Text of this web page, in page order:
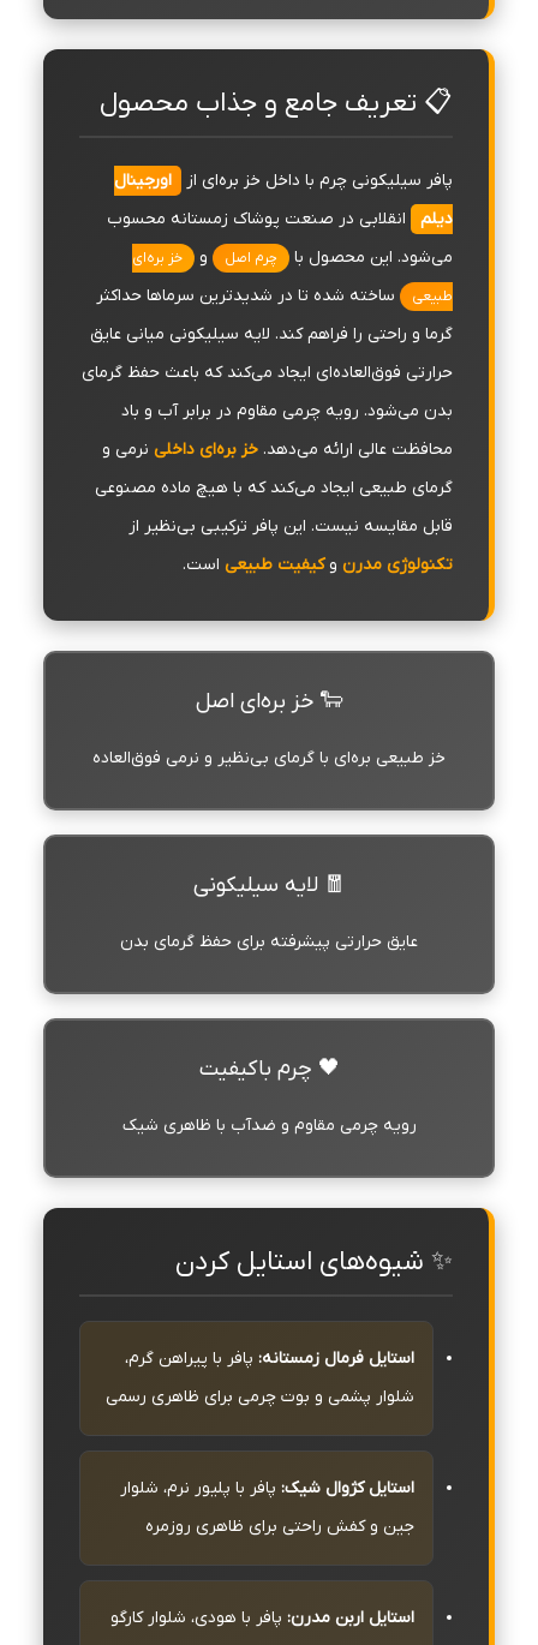
📋 تعریف جامع و جذاب محصول
پافر سیلیکونی چرم با داخل خز بره‌ای از
اورجینال
دیلم
انقلابی در صنعت پوشاک زمستانه محسوب
می‌شود. این محصول با
چرم اصل و
خز بره‌ای
طبیعی
ساخته شده تا در شدیدترین سرماها حداکثر
گرما و راحتی را فراهم کند. لایه سیلیکونی میانی عایق
حرارتی فوق‌العاده‌ای ایجاد می‌کند که باعث حفظ گرمای
بدن می‌شود. رویه چرمی مقاوم در برابر آب و باد
محافظت عالی ارائه می‌دهد. خز بره‌ای داخلی نرمی و
گرمای طبیعی ایجاد می‌کند که با هیچ ماده مصنوعی
قابل مقایسه نیست. این پافر ترکیبی بی‌نظیر از
تکنولوژی مدرن وکیفیت طبیعی است.
🐑 خز بره‌ای اصل
خز طبیعی بره‌ای با گرمای بی‌نظیر و نرمی فوق‌العاده
🧧 لایه سیلیکونی
عایق حرارتی پیشرفته برای حفظ گرمای بدن
🖤 چرم باکیفیت
رویه چرمی مقاوم و ضدآب با ظاهری شیک
✨ شیوه‌های استایل کردن
استایل فرمال زمستانه: پافر با پیراهن گرم،
شلوار پشمی و بوت چرمی برای ظاهری رسمی
استایل کژوال شیک: پافر با پلیور نرم، شلوار
جین و کفش راحتی برای ظاهری روزمره
استایل اربن مدرن: پافر با هودی، شلوار کارگو